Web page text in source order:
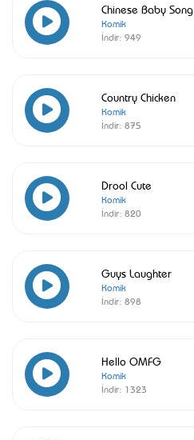
Chinese Baby Song
Komik
İndir: 949
Country Chicken
Komik
İndir: 875
Drool Cute
Komik
İndir: 820
Guys Laughter
Komik
İndir: 898
Hello OMFG
Komik
İndir: 1323